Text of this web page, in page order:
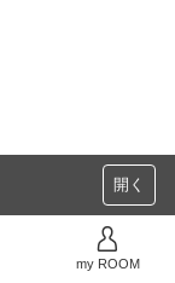
開く
my ROOM